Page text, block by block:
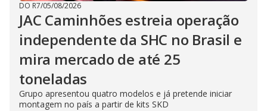
DO R7/05/08/2026
JAC Caminhões estreia operação
independente da SHC no Brasil e
mira mercado de até 25
toneladas
Grupo apresentou quatro modelos e já pretende iniciar
montagem no país a partir de kits SKD